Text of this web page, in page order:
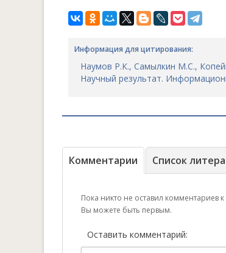
Информация для цитирования:
Наумов Р.К., Самылкин М.С.,
Научный результат.
Комментарии Список
Пока никто не оставил комментариев
Вы можете быть первым.
Оставить комментарий: